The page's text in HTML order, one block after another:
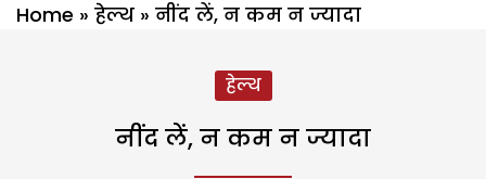
Home » हेल्थ » नींद लें, न कम न ज्यादा
हेल्थ
नींद लें, न कम न ज्यादा